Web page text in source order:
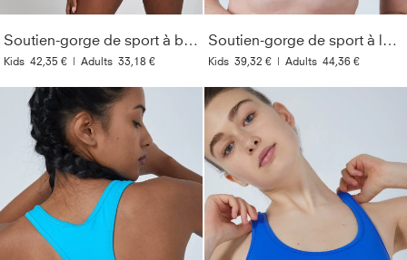
Soutien-gorge de sport à bretelles croisées, vert sapin
Kids 42,35 € | Adults 33,18 €
Soutien-gorge de sport à larges bretelles, bleu marine
Kids 39,32 € | Adults 44,36 €